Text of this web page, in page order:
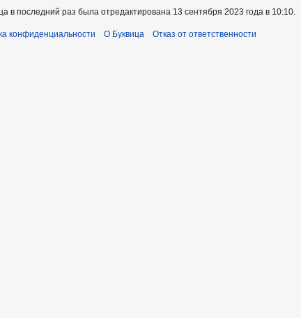
в последний раз была отредактирована 13 сентября 2023 года в 10:10.
конфиденциальности О Буквица Отказ от ответственности